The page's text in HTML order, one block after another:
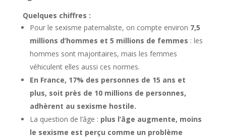
Quelques chiffres :
Pour le sexisme paternaliste, on compte environ 7,5
millions d’hommes et 5 millions de femmes : les
hommes sont majoritaires, mais les femmes
véhiculent elles aussi ces normes.
En France, 17% des personnes de 15 ans et
plus, soit près de 10 millions de personnes,
adhèrent au sexisme hostile.
La question de l’âge : plus l’âge augmente, moins
le sexisme est perçu comme un problème